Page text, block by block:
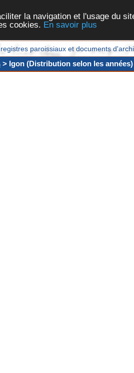
la navigation et l'usage du
cookies. En savoir plus
paroissiaux et documents
> Igon (Distribution selon les années)